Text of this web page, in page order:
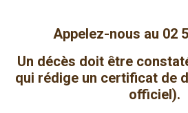
Appelez-nous au 02
Un décès doit être
qui rédige un certificat de
officiel).